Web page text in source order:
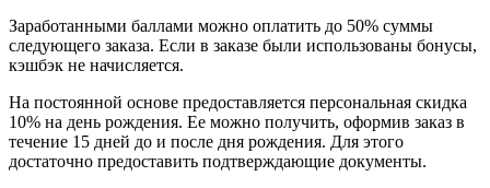
Заработанными баллами можно оплатить до 50% суммы
следующего заказа. Если в заказе были использованы бонусы,
кэшбэк не начисляется.
На постоянной основе предоставляется персональная скидка
10% на день рождения. Ее можно получить, оформив заказ в
течение 15 дней до и после дня рождения. Для этого
достаточно предоставить подтверждающие документы.